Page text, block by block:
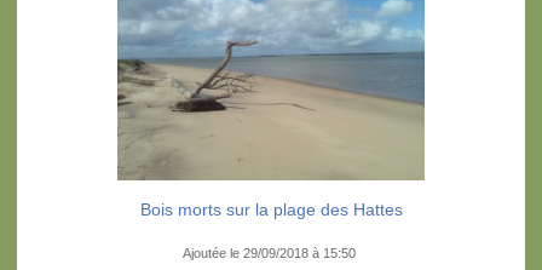
Bois morts sur la plage des Hattes
Ajoutée le 29/09/2018 à 15:50